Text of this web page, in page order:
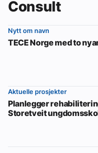
Consult
Nytt om navn
TECE Norge med to
Aktuelle prosjekter
Planlegger
Storetveit